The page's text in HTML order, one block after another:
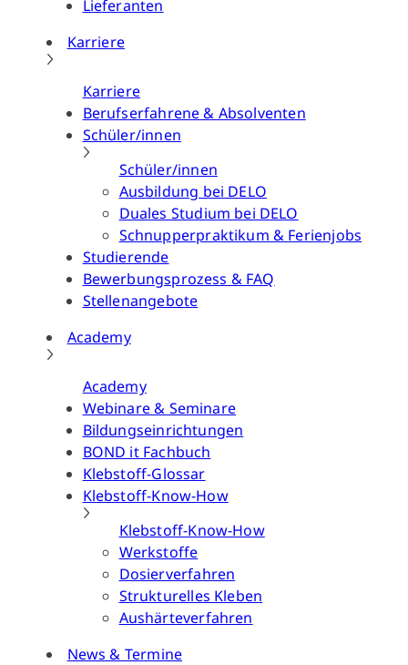
Lieferanten
Karriere
Karriere
Berufserfahrene & Absolventen
Schüler/innen
Schüler/innen
Ausbildung bei DELO
Duales Studium bei DELO
Schnupperpraktikum & Ferienjobs
Studierende
Bewerbungsprozess & FAQ
Stellenangebote
Academy
Academy
Webinare & Seminare
Bildungseinrichtungen
BOND it Fachbuch
Klebstoff-Glossar
Klebstoff-Know-How
Klebstoff-Know-How
Werkstoffe
Dosierverfahren
Strukturelles Kleben
Aushärteverfahren
News & Termine